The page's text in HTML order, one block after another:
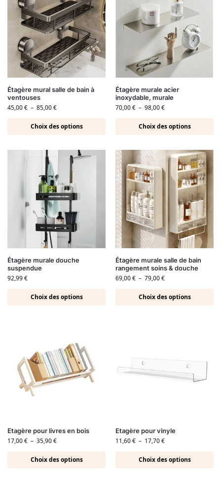
Étagère mural salle de bain à
ventouses
45,00€ – 85,00€
Choix des options
Étagère murale acier
inoxydable, murale
70,00€ – 98,00€
Choix des options
Étagère murale douche
suspendue
92,99€
Choix des options
Étagère murale salle de bain
rangement soins & douche
69,00€ – 79,00€
Choix des options
Etagère pour livres en bois
17,00€ – 35,90€
Choix des options
Etagère pour vinyle
11,60€ – 17,70€
Choix des options